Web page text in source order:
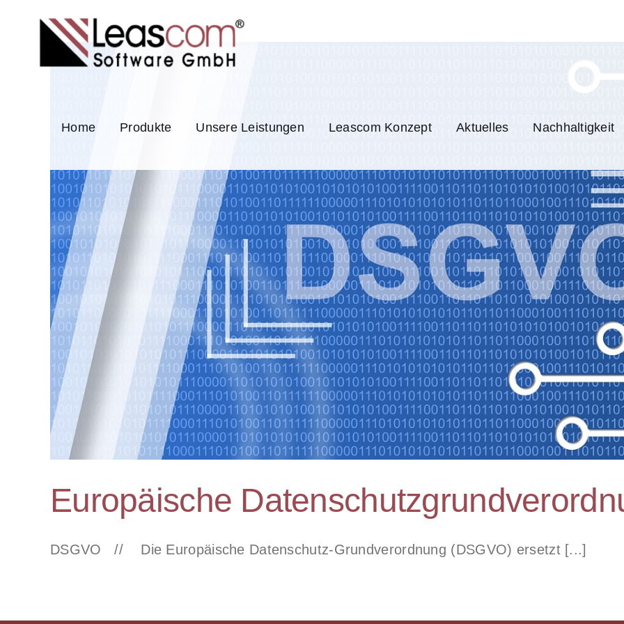
Home Produkte Unsere Leistungen Leascom Konzept Aktuelles Nachhaltigkeit
Europäische
DSGVO // Die Europäische Datenschutz-Grundverordnung (DSGVO) ersetzt [...]